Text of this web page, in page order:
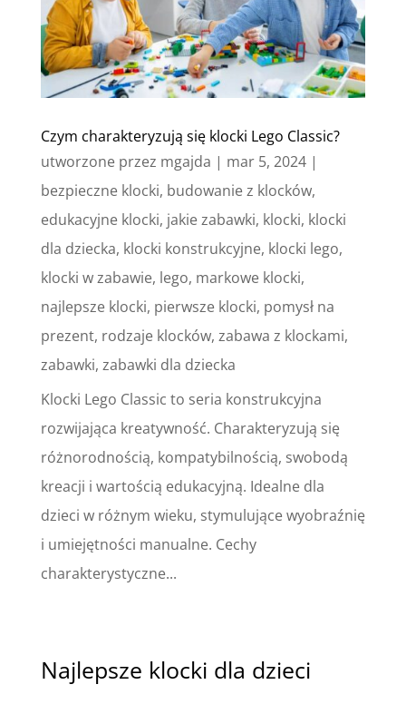
Czym charakteryzują się klocki Lego Classic?
utworzone przez mgajda | mar 5, 2024|
bezpieczne klocki, budowanie z klocków,
edukacyjne klocki, jakie zabawki, klocki, klocki
dla dziecka, klocki konstrukcyjne, klocki lego,
klocki w zabawie, lego, markowe klocki,
najlepsze klocki, pierwsze klocki, pomysł na
prezent, rodzaje klocków, zabawa z klockami,
zabawki, zabawki dla dziecka
Klocki Lego Classic to seria konstrukcyjna
rozwijająca kreatywność. Charakteryzują się
różnorodnością, kompatybilnością, swobodą
kreacji i wartością edukacyjną. Idealne dla
dzieci w różnym wieku, stymulujące wyobraźnię
i umiejętności manualne. Cechy
charakterystyczne...
Najlepsze klocki dla dzieci